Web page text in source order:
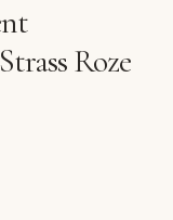
Roze